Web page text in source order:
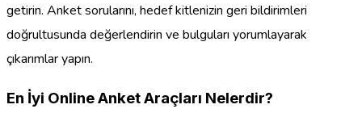
getirin. Anket sorularını, hedef kitlenizin geri bildirimleri
doğrultusunda değerlendirin ve bulguları yorumlayarak
çıkarımlar yapın.
En İyi Online Anket Araçları Nelerdir?